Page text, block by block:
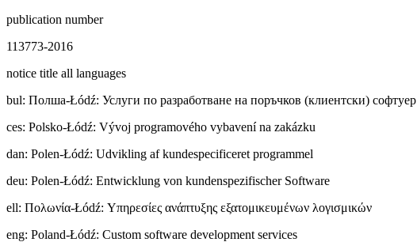
publication number
113773-2016
notice title all languages
bul: Полша-Łódź: Услуги по разработване на поръчков (клиентски) софтуер
ces: Polsko-Łódź: Vývoj programového vybavení na zakázku
dan: Polen-Łódź: Udvikling af kundespecificeret programmel
deu: Polen-Łódź: Entwicklung von kundenspezifischer Software
ell: Πολωνία-Łódź: Υπηρεσίες ανάπτυξης εξατομικευμένων λογισμικών
eng: Poland-Łódź: Custom software development services